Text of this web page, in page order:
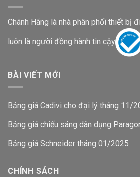
Chánh Hãng là nhà phân phối thiết bị
luôn là người đồng hành tin cậy
BÀI VIẾT MỚI
Bảng giá Cadivi cho đại lý tháng 11/
Bảng giá chiếu sáng dân dụng
Bảng giá Schneider tháng 01/2025
CHÍNH SÁCH